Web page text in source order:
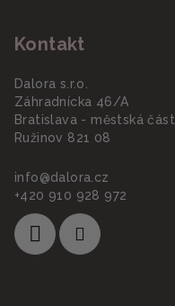
Kontakt
Dalora s.r.o.
Záhradnícka 46/A
Bratislava - městská část
Ružinov 821 08
info@dalora.cz
+420 910 928 972